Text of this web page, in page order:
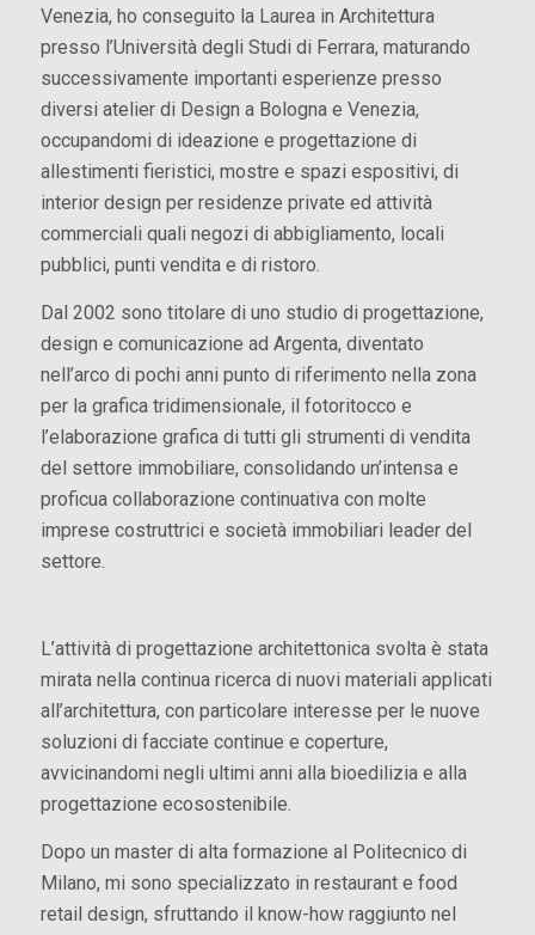
Venezia, ho conseguito la Laurea in Architettura
presso l’Università degli Studi di Ferrara, maturando
successivamente importanti esperienze presso
diversi atelier di Design a Bologna e Venezia,
occupandomi di ideazione e progettazione di
allestimenti fieristici, mostre e spazi espositivi, di
interior design per residenze private ed attività
commerciali quali negozi di abbigliamento, locali
pubblici, punti vendita e di ristoro.
Dal 2002 sono titolare di uno studio di progettazione,
design e comunicazione ad Argenta, diventato
nell’arco di pochi anni punto di riferimento nella zona
per la grafica tridimensionale, il fotoritocco e
l’elaborazione grafica di tutti gli strumenti di vendita
del settore immobiliare, consolidando un’intensa e
proficua collaborazione continuativa con molte
imprese costruttrici e società immobiliari leader del
settore.
L’attività di progettazione architettonica svolta è stata
mirata nella continua ricerca di nuovi materiali applicati
all’architettura, con particolare interesse per le nuove
soluzioni di facciate continue e coperture,
avvicinandomi negli ultimi anni alla bioedilizia e alla
progettazione ecosostenibile.
Dopo un master di alta formazione al Politecnico di
Milano, mi sono specializzato in restaurant e food
retail design, sfruttando il know-how raggiunto nel